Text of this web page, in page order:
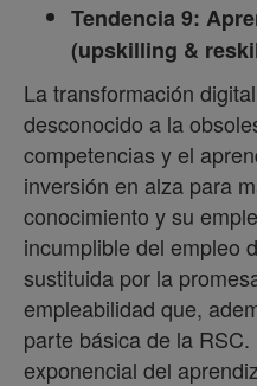
Tendencia 9:
(upskilling &
La transformación
desconocido a la
competencias y el
inversión en alza para
conocimiento y su
incumplible del empleo
sustituida por la
empleabilidad que,
parte básica de la
exponencial del